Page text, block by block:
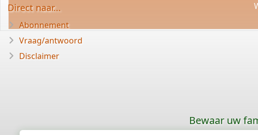
Direct naar...
Abonnement
Vraag/antwoord
Disclaimer
Bewaar uw